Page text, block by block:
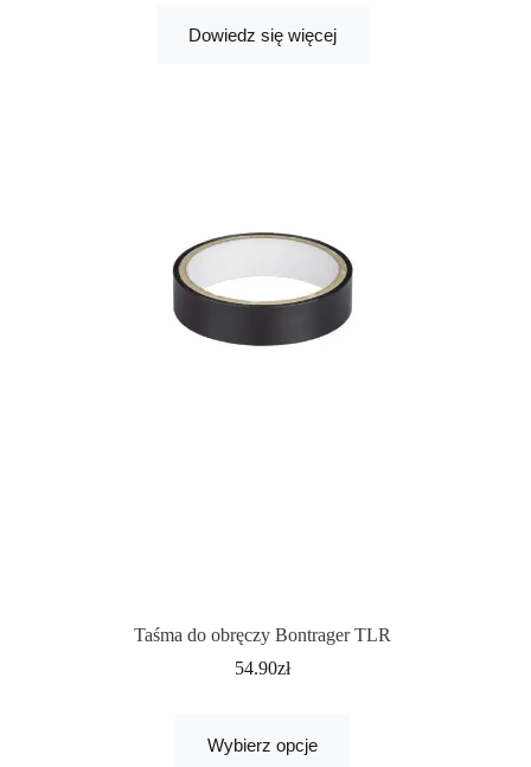
Dowiedz się więcej
Taśma do obręczy Bontrager TLR
54.90zł
Wybierz opcje